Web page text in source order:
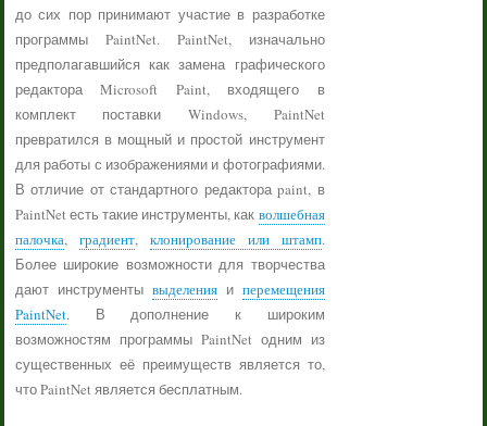
до сих пор принимают участие в разработке
программы PaintNet. PaintNet, изначально
предполагавшийся как замена графического
редактора Microsoft Paint, входящего в
комплект поставки Windows, PaintNet
превратился в мощный и простой инструмент
для работы с изображениями и фотографиями.
В отличие от стандартного редактора paint, в
PaintNet есть такие инструменты, как волшебная
палочка, градиент, клонирование или штамп.
Более широкие возможности для творчества
дают инструменты выделенияи перемещения
PaintNet. В дополнение к широким
возможностям программы PaintNet одним из
существенных её преимуществ является то,
что PaintNet является бесплатным.